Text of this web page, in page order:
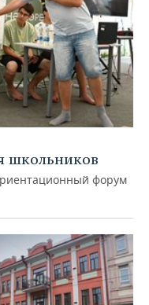
школьников
форум